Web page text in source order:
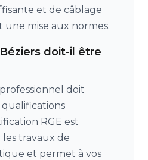
et de câblage
mise aux normes.
doit-il être
doit
RGE est
travaux de
et permet à vos